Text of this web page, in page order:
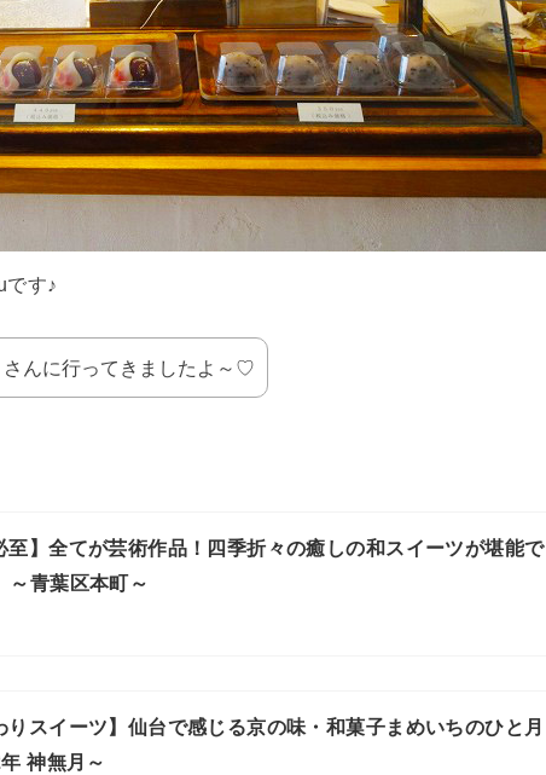
です♪
さんに行ってきましたよ～♡
至】全てが芸術作品！四季折々の癒しの和スイーツが堪能で
～青葉区本町～
りスイーツ】仙台で感じる京の味・和菓子まめいちのひと月
神無月～